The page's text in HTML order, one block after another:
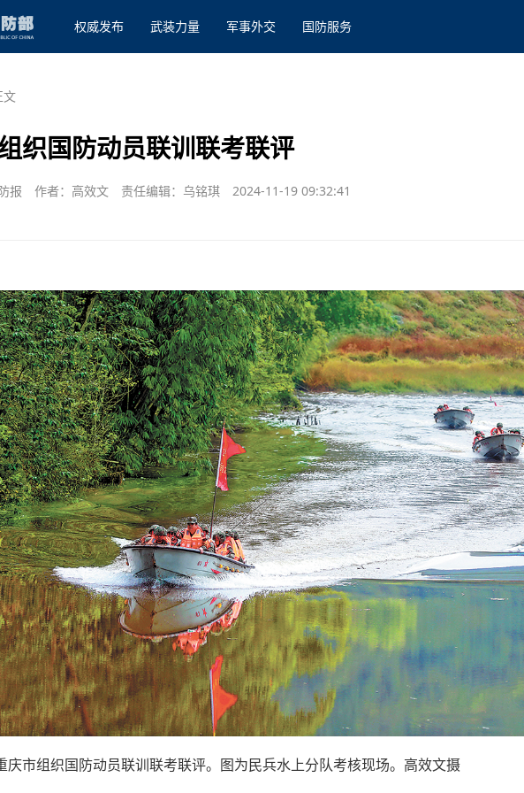
权威发布 武装力量 军事外交 国防服务
文
织国防动员联训联考联评
报 作者：高效文 责任编辑：乌铭琪 2024-11-19 09:32:41
庆市组织国防动员联训联考联评。图为民兵水上分队考核现场。高效文摄